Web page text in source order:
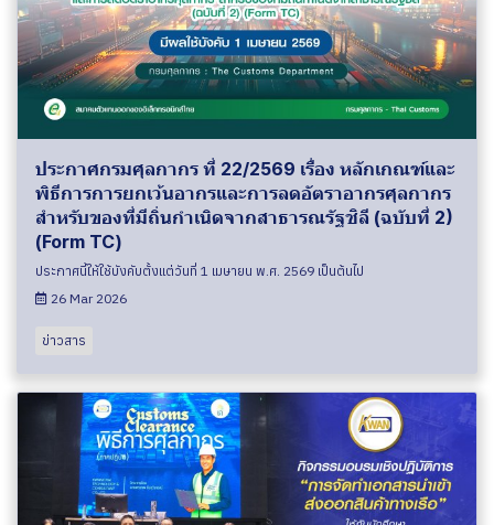
ประกาศกรมศุลกากร ที่ 22/2569 เรื่อง หลักเกณฑ์และ
พิธีการการยกเว้นอากรและการลดอัตราอากรศุลกากร
สำหรับของที่มีถิ่นกำเนิดจากสาธารณรัฐชิลี (ฉบับที่ 2)
(Form TC)
ประกาศนี้ให้ใช้บังคับตั้งแต่วันที่ 1 เมษายน พ.ศ. 2569 เป็นต้นไป
26 Mar 2026
ข่าวสาร